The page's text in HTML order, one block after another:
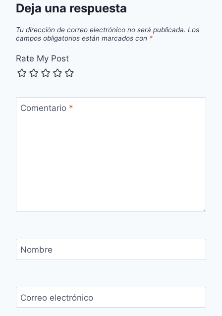
Deja una respuesta
Tu dirección de correo electrónico no será publicada. Los
campos obligatorios están marcados con *
Rate My Post
Comentario *
Nombre
Correo electrónico